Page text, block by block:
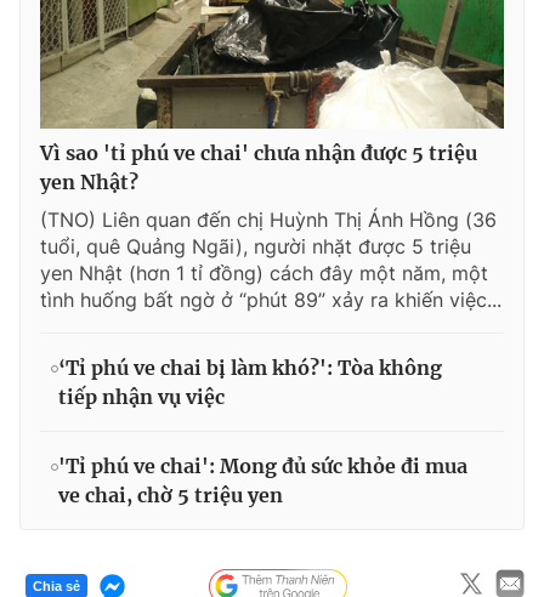
Vì sao 'tỉ phú ve chai' chưa nhận được 5 triệu
yen Nhật?
(TNO) Liên quan đến chị Huỳnh Thị Ánh Hồng (36
tuổi, quê Quảng Ngãi), người nhặt được 5 triệu
yen Nhật (hơn 1 tỉ đồng) cách đây một năm, một
tình huống bất ngờ ở “phút 89” xảy ra khiến việc...
‘Tỉ phú ve chai bị làm khó?': Tòa không
tiếp nhận vụ việc
'Tỉ phú ve chai': Mong đủ sức khỏe đi mua
ve chai, chờ 5 triệu yen
Chia sẻ